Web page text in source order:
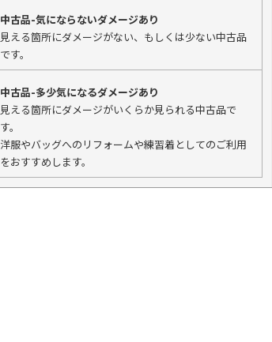
中古品-気にならないダメージあり
見える箇所にダメージがない、もしくは少ない中古品
です。
中古品-多少気になるダメージあり
見える箇所にダメージがいくらか見られる中古品で
す。
洋服やバッグへのリフォームや練習着としてのご利用
をおすすめします。